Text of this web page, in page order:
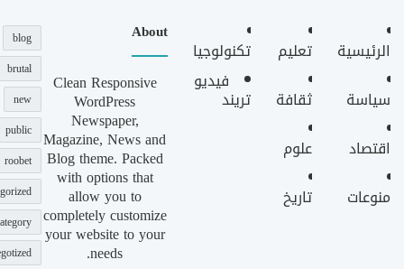
الرئيسية
سياسة
اقتصاد
منوعات
تعليم
ثقافة
علوم
تاريخ
تكنولوجيا
فيديو
تريند
About
Clean Responsive
WordPress
Newspaper,
Magazine, News and
Blog theme. Packed
with options that
allow you to
completely customize
your website to your
needs.
blog
brutal
new
public
roobet